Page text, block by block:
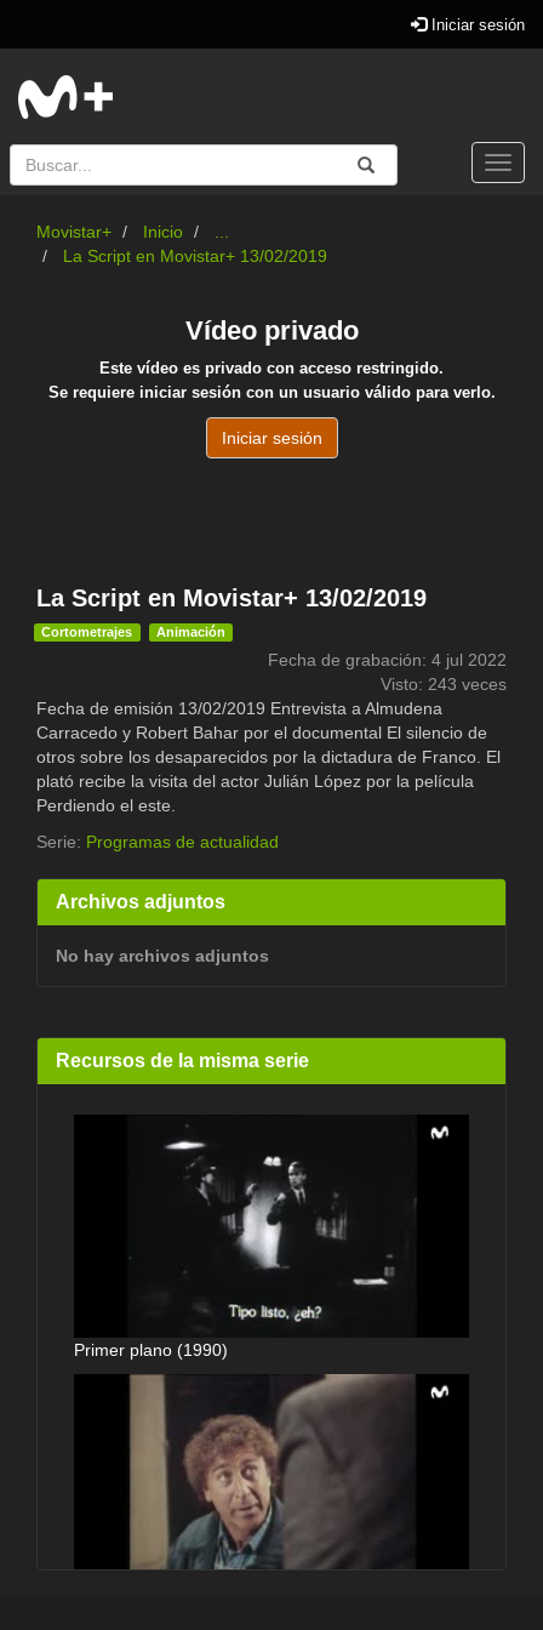
Iniciar sesión
Buscar Enviar
Buscar
Movistar+ Inicio
La Script en Movistar+ 13/02/2019
La Script en Movistar+ 13/02/2019
Cortometrajes Animación
Fecha de grabación: 4 jul 2022
Visto: 243 veces
Fecha de emisión 13/02/2019 Entrevista a Almudena
Carracedo y Robert Bahar por el documental El silencio de
otros sobre los desaparecidos por la dictadura de Franco. El
plató recibe la visita del actor Julián López por la película
Perdiendo el este.
Serie: Programas de actualidad
Archivos adjuntos
No hay archivos adjuntos
Recursos de la misma serie
Primer plano (1990)